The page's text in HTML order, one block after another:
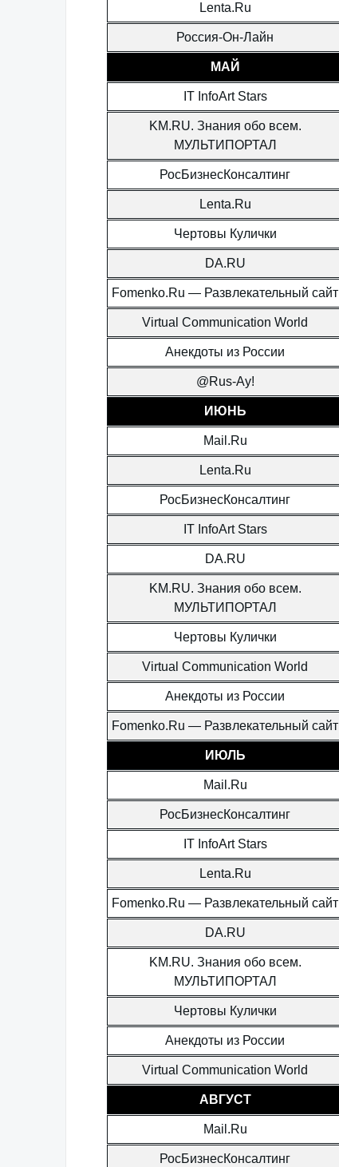
Lenta.Ru
Россия-Он-Лайн
МАЙ
IT InfoArt Stars
KM.RU. Знания обо всем.
МУЛЬТИПОРТАЛ
РосБизнесКонсалтинг
Lenta.Ru
Чертовы Кулички
DA.RU
Fomenko.Ru — Развлекательный сайт
Virtual Communication World
Анекдоты из России
@Rus-Ау!
ИЮНЬ
Mail.Ru
Lenta.Ru
РосБизнесКонсалтинг
IT InfoArt Stars
DA.RU
KM.RU. Знания обо всем.
МУЛЬТИПОРТАЛ
Чертовы Кулички
Virtual Communication World
Анекдоты из России
Fomenko.Ru — Развлекательный сайт
ИЮЛЬ
Mail.Ru
РосБизнесКонсалтинг
IT InfoArt Stars
Lenta.Ru
Fomenko.Ru — Развлекательный сайт
DA.RU
KM.RU. Знания обо всем.
МУЛЬТИПОРТАЛ
Чертовы Кулички
Анекдоты из России
Virtual Communication World
АВГУСТ
Mail.Ru
РосБизнесКонсалтинг